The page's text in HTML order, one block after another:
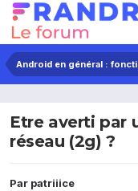
Android en général :
Etre averti par
réseau (2g) ?
Par patriiice